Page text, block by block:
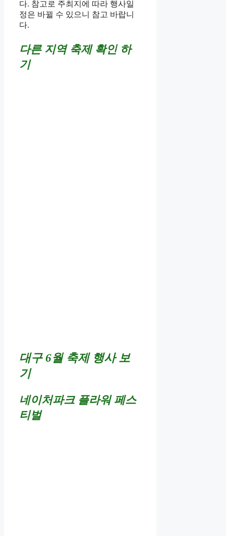
다. 참고로 주최지에 따라 행사일
정은 바뀔 수 있으니 참고 바랍니
다.
다른 지역 축제 확인 하
기
대구 6월 축제 행사 보
기
네이처파크 플라워 페스
티벌